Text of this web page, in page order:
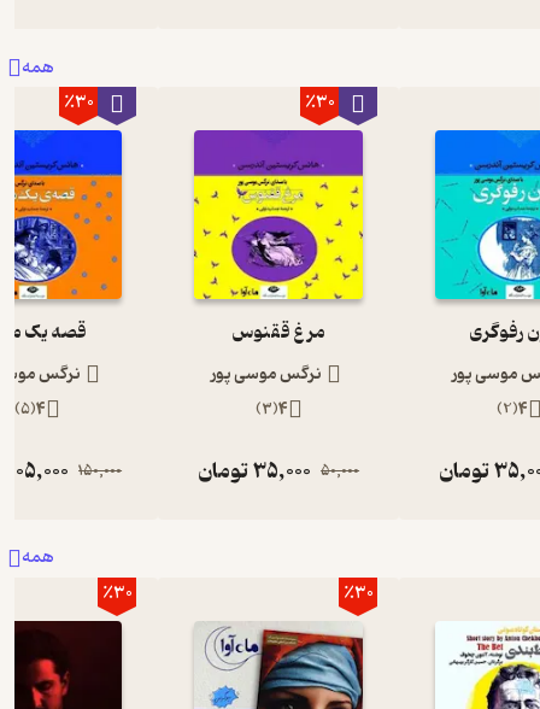
همه
رفوگری
موسی پور
4
(
2
)
تومان
٪30
مرغ ققنوس
نرگس موسی پور
4
(
3
)
50,000
35,000تومان
٪30
قصه یک
نرگس
4
(
5
)
150,000
105,000
همه
٪30 ٪30